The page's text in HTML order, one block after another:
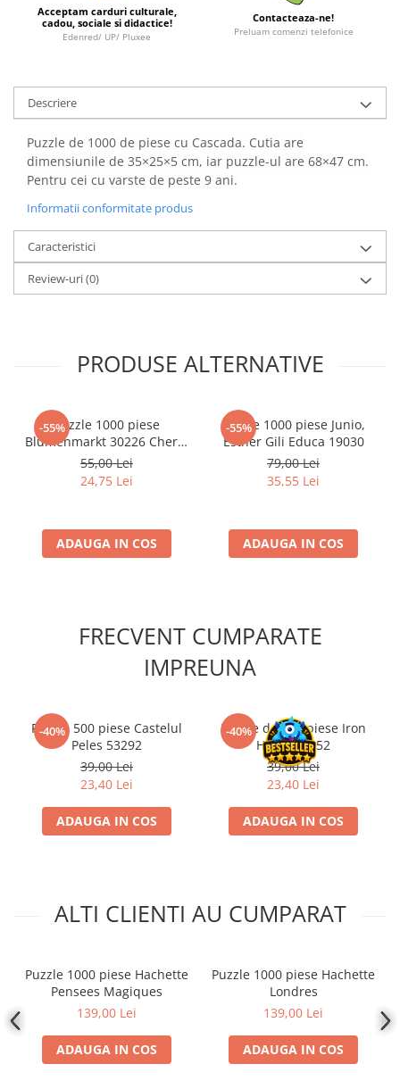
Geek Stuff
Cani/Pahare
Brelocuri
Plusuri si papusi
Decoratiuni
Studio Ghibli/My Neighbor
Totoro/Kiki etc
Minecraft
Dragon Ball
One Piece
Lord of The Rings
Naruto Shippuden
Sailor Moon
Star Trek
Collectibles
KPop Demon Hunters
Book Nooks
Hello Kitty - Produse Oficiale
Comic Books (Benzi Desenate)
Trading Card Games
Yu Gi Oh
Accesorii TCG
Digimon Card Game
Cardfight!! Vanguard
Weis Schwarz
Acceptam carduri culturale,
cadou, sociale si didactice!
Edenred/ UP/ Pluxee
Contacteaza-ne!
Preluam comenzi telefonice
Descriere
Puzzle de 1000 de piese cu Cascada. Cutia are
dimensiunile de 35×25×5 cm, iar puzzle-ul are 68×47 cm.
Pentru cei cu varste de peste 9 ani.
Informatii conformitate produs
Caracteristici
Review-uri(0)
PRODUSE ALTERNATIVE
-55%Puzzle 1000 piese
Blumenmarkt 30226 Cherry
Pazzi
55,00 Lei
24,75 Lei
ADAUGA IN COS
-55%
Puzzle 1000 piese Junio,
Esther Gili Educa 19030
79,00 Lei
35,55 Lei
ADAUGA IN COS
FRECVENT CUMPARATE
IMPREUNA
-40%
Puzzle 500 piese Castelul
Peles 53292
39,00 Lei
23,40 Lei
ADAUGA IN COS
-40%
Puzzle de 500 piese Iron
Horse 53452
39,00 Lei
23,40 Lei
ADAUGA IN COS
ALTI CLIENTI AU CUMPARAT
Puzzle 1000 piese Hachette
Pensees Magiques
139,00 Lei
ADAUGA IN COS
Puzzle 1000 piese Hachette
Londres
139,00 Lei
ADAUGA IN COS